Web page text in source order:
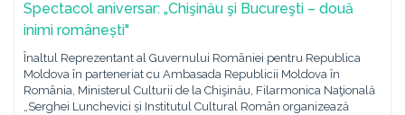
Spectacol aniversar: „Chişinău şi Bucureşti – două
inimi românești"
Înaltul Reprezentant al Guvernului României pentru Republica
Moldova în parteneriat cu Ambasada Republicii Moldova în
România, Ministerul Culturii de la Chişinău, Filarmonica Naţională
„Serghei Lunchevici și Institutul Cultural Român organizează